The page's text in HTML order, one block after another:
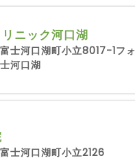
ニック河口湖
士河口湖町小立8017-1フォ
河口湖
士河口湖町小立2126